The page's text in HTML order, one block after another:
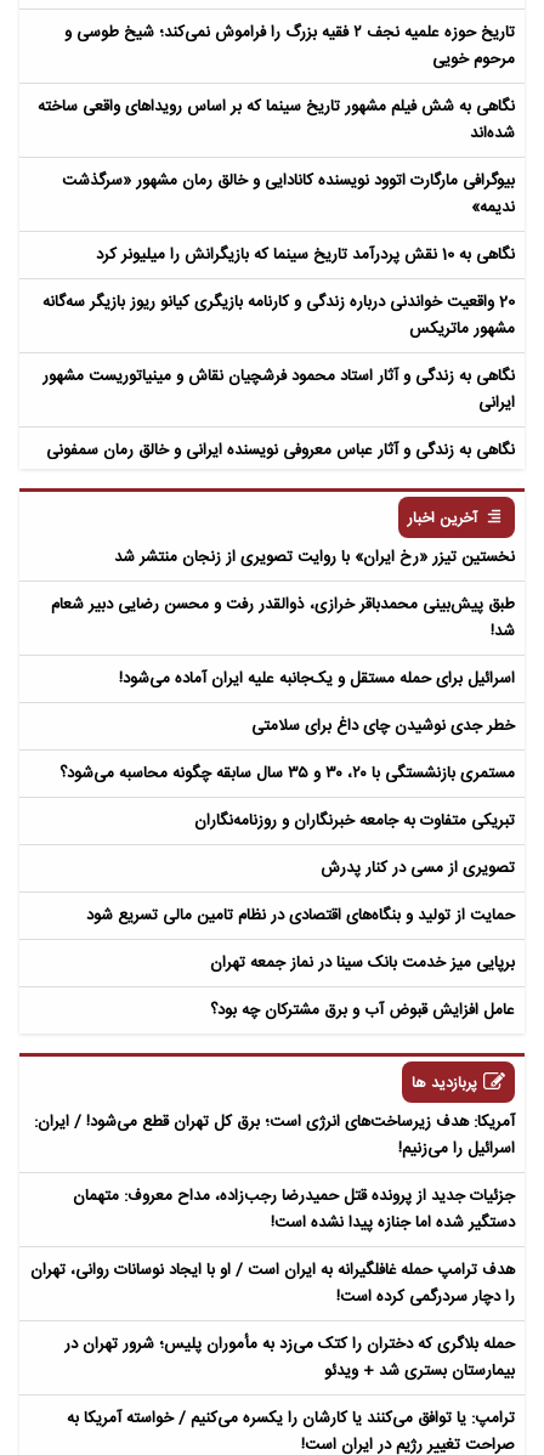
تاریخ حوزه علمیه نجف ۲ فقیه بزرگ را فراموش نمی‌کند؛ شیخ طوسی و
مرحوم خویی
نگاهی به شش فیلم مشهور تاریخ سینما که بر اساس رویداهای واقعی ساخته
شده‌اند
بیوگرافی مارگارت اتوود نویسنده کانادایی و خالق رمان مشهور «سرگذشت
ندیمه»
نگاهی به 10 نقش پردرآمد تاریخ سینما که بازیگرانش را میلیونر کرد
20 واقعیت خواندنی درباره زندگی و کارنامه بازیگری کیانو ریوز بازیگر سه‌گانه
مشهور ماتریکس
نگاهی به زندگی و آثار استاد محمود فرشچیان نقاش و مینیاتوریست مشهور
ایرانی
نگاهی به زندگی و آثار عباس معروفی نویسنده ایرانی و خالق رمان سمفونی
آخرین اخبار
نخستین تیزر «رخ ایران» با روایت تصویری از زنجان منتشر شد
طبق پیش‌بینی محمدباقر خرازی، ذوالقدر رفت و محسن رضایی دبیر شعام
شد!
اسرائیل برای حمله مستقل و یک‌جانبه علیه ایران آماده می‌شود!
خطر جدی نوشیدن چای داغ برای سلامتی
مستمری بازنشستگی با ۲۰، ۳۰ و ۳۵ سال سابقه چگونه محاسبه می‌شود؟
تبریکی متفاوت به جامعه خبرنگاران و روزنامه‌نگاران
تصویری از مسی در کنار پدرش
حمایت از تولید و بنگاه‌های اقتصادی در نظام تامین مالی تسریع شود
برپایی میز خدمت بانک سینا در نماز جمعه تهران
عامل افزایش قبوض آب و برق مشترکان چه بود؟
پربازدید ها
آمریکا: هدف زیرساخت‌های انرژی است؛ برق کل تهران قطع می‌شود! / ایران:
اسرائیل را می‌زنیم!
جزئیات جدید از پرونده قتل حمیدرضا رجب‌زاده، مداح معروف: متهمان
دستگیر شده اما جنازه پیدا نشده است!
هدف ترامپ حمله غافلگیرانه به ایران است / او با ایجاد نوسانات روانی، تهران
را دچار سردرگمی کرده است!
حمله بلاگری که دختران را کتک می‌زد به مأموران پلیس؛ شرور تهران در
بیمارستان بستری شد + ویدئو
ترامپ: یا توافق می‌کنند یا کارشان را یکسره می‌کنیم / خواسته آمریکا به
صراحت تغییر رژیم در ایران است!